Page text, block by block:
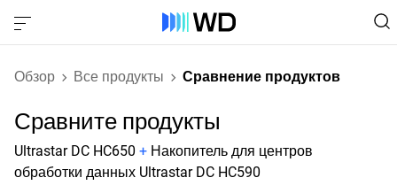
Обзор Все продукты Сравнение продуктов
Сравните продукты
Ultrastar DC HC650 + Накопитель для центров
обработки данных Ultrastar DC HC590